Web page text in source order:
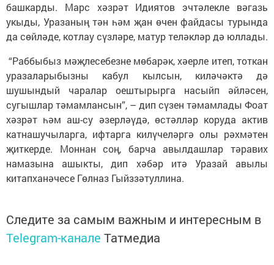
башкарды. Марс хәзрәт Идиятов эчтәлекле вәгазь
укыды, Уразаның тән һәм җан өчен файдасы турында
да сөйләде, котлау сүзләре, матур теләкләр дә юллады.
“Раббыбыз мәҗлесебезне мөбарәк, хәерле итеп, тоткан
уразаларыбызны кабул кылсын, киләчәктә дә
шушындый чаралар оештырырга насыйп әйләсен,
сугышлар тәмамлансын”, – дип сүзен тәмамлады Фоат
хәзрәт һәм аш-су әзерләүдә, өстәлләр коруда актив
катнашучыларга, ифтарга килүчеләргә олы рәхмәтен
җиткерде. Моннан соң, барча авылдашлар тәравих
намазына ашыкты, дип хәбәр итә Уразай авылы
китапханәчесе Гөлназ Гыйззәтуллина.
Следите за самым важным и интересным в
Telegram-канале Татмедиа